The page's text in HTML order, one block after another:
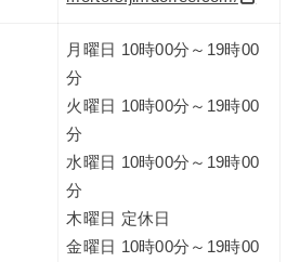
月曜日 10時00分～19時00
分
火曜日 10時00分～19時00
分
水曜日 10時00分～19時00
分
木曜日 定休日
金曜日 10時00分～19時00